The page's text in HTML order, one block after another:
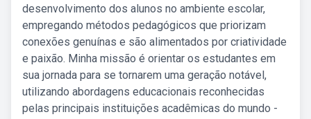
desenvolvimento dos alunos no ambiente escolar,
empregando métodos pedagógicos que priorizam
conexões genuínas e são alimentados por criatividade
e paixão. Minha missão é orientar os estudantes em
sua jornada para se tornarem uma geração notável,
utilizando abordagens educacionais reconhecidas
pelas principais instituições acadêmicas do mundo -